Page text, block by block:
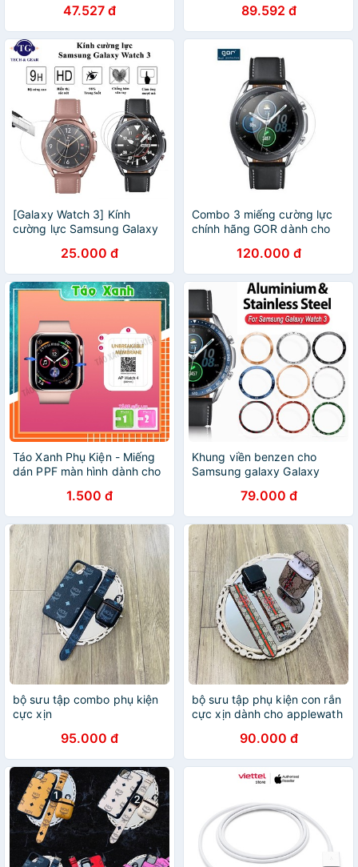
47.527 đ 89.592 đ
[Galaxy Watch 3] Kính
cường lực Samsung Galaxy
25.000 đ
Combo 3 miếng cường lực
chính hãng GOR dành cho
Galaxy Watch 3 45mm
120.000 đ
Táo Xanh Phụ Kiện - Miếng
dán PPF màn hình dành cho
38/40/42/44mm
1.500 đ
Khung viền benzen cho
Samsung galaxy Galaxy
79.000 đ
bộ sưu tập combo phụ kiện
cực xịn
95.000 đ
bộ sưu tập phụ kiện con rắn
cực xịn dành cho applewath
90.000 đ